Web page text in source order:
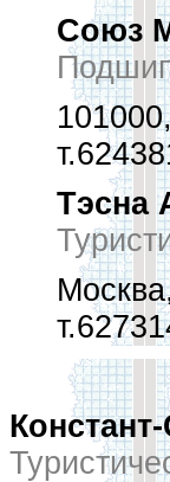
Союз
Тэсна